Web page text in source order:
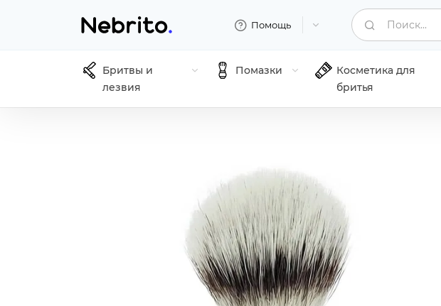
Помощь Поиск...
Бритвы и
лезвия
Помазки
Косметика для
бритья